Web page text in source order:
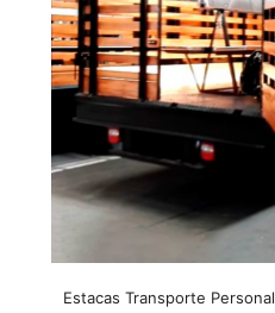
Estacas Transporte Personal